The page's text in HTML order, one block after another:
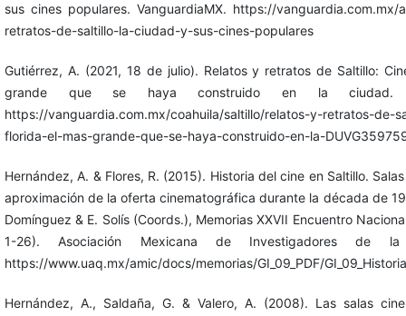
sus cines populares. VanguardiaMX. https://vanguardia.com.mx/
retratos-de-saltillo-la-ciudad-y-sus-cines-populares
Gutiérrez, A. (2021, 18 de julio). Relatos y retratos de Saltillo:
grande que se haya construido en la ciudad.
https://vanguardia.com.mx/coahuila/saltillo/relatos-y-retratos-de-
florida-el-mas-grande-que-se-haya-construido-en-la-
Hernández, A. & Flores, R. (2015). Historia del cine en Saltillo.
aproximación de la oferta cinematográfica durante la década de
Domínguez & E. Solís (Coords.), Memorias XXVII Encuentro
1-26). Asociación Mexicana de Investigadores de la
https://www.uaq.mx/amic/docs/memorias/GI_09_PDF/
Hernández, A., Saldaña, G. & Valero, A. (2008). Las salas